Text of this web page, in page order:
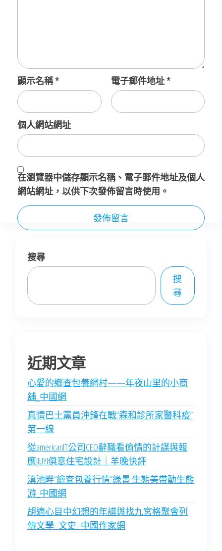
顯示名稱* 電子郵件地址*
個人網站網址
在瀏覽器中儲存顯示名稱、電子郵件地址及個人
網站網址，以供下次發佈留言時使用。
搜尋
搜
尋
近期文章
心愛的鄉查包養網村——年夜山里的小商
舖_中國網
真情巴士黨員沖鋒在戰“森和診所家醫科疫”
第一線
從americanIT公司CEO辭職看偷情的計謀與報
應JIUYI俱意住宅設計｜羊晚快評
滇池畔“繪查包養行情”綠景 生態美帶動生態
游_中國網
胡適心目中幻想的年譜與找九宮格聚會列
傳文學–文史–中國作家網